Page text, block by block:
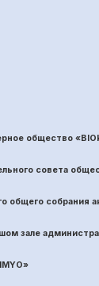
общество
совета
общего собрания
зале
»